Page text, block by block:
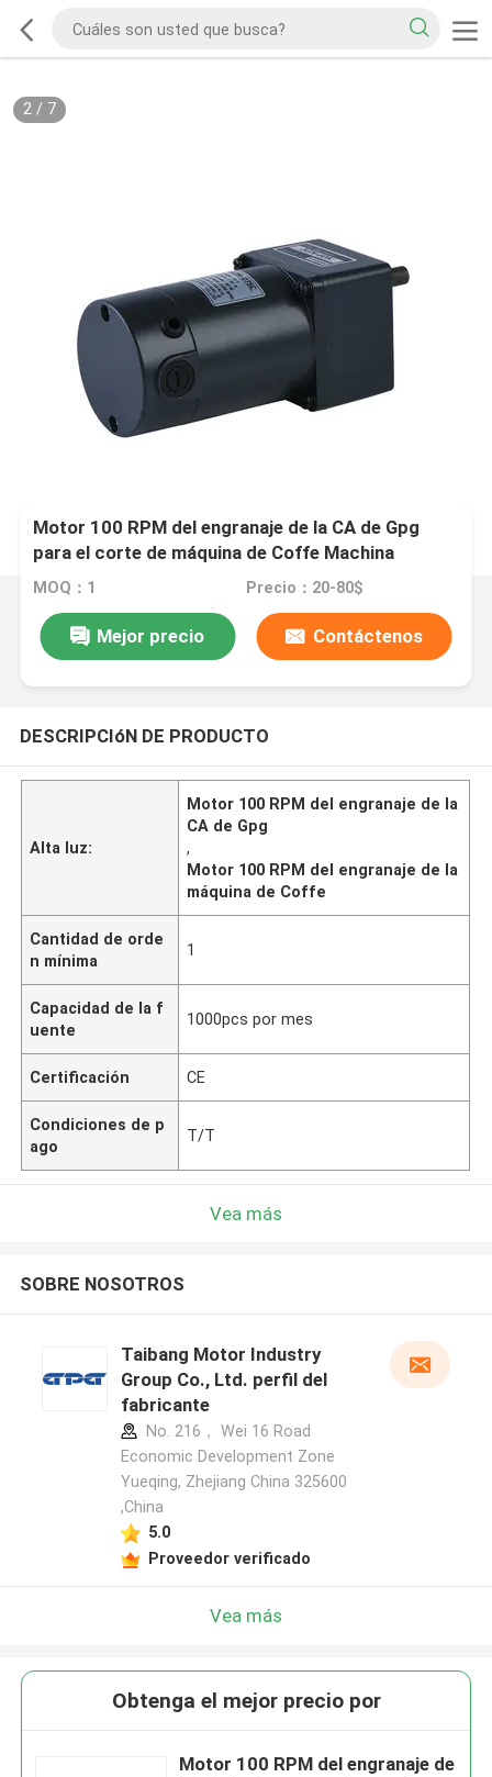
2/ 7
Motor 100 RPM del engranaje de la CA de Gpg
para el corte de máquina de Coffe Machina
MOQ：1 Precio：20-80$
Mejor precio Contáctenos
DESCRIPCIóN DE PRODUCTO
Alta luz:
Motor 100 RPM del engranaje de la
CA de Gpg
,
Motor 100 RPM del engranaje de la
máquina de Coffe
Cantidad de orde
n mínima
1
Capacidad de la f
uente
1000pcs por mes
Certificación CE
Condiciones de p
ago
T/T
Vea más
SOBRE NOSOTROS
Taibang Motor Industry
Group Co., Ltd. perfil del
fabricante
No. 216， Wei 16 Road
Economic Development Zone
Yueqing, Zhejiang China 325600
,China
5.0
Proveedor verificado
Vea más
Obtenga el mejor precio por
Motor 100 RPM del engranaje de